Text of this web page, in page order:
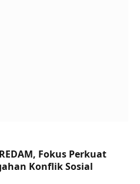
Fokus Perkuat
Konflik Sosial